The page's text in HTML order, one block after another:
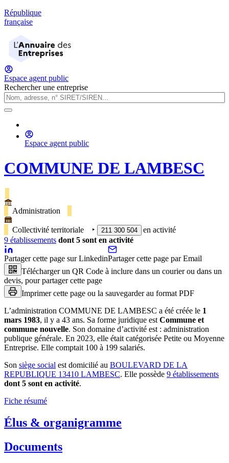
République
française
Espace agent public
Rechercher une entreprise
Espace agent public
COMMUNE DE LAMBESC
Administration
Collectivité territoriale ‣ 211 300 504
en activité
9 établissements dont 5 sont en activité
Partager cette page sur LinkedinPartager cette page par Email
Télécharger un QR Code à inclure dans un courier ou dans un
devis, pour partager cette page
Imprimer cette page ou la sauvegarder au format PDF
L’administration COMMUNE DE LAMBESC a été créée le 1
mars 1983, il y a 43 ans. Sa forme juridique est Commune et
commune nouvelle. Son domaine d’activité est : administration
publique générale. En 2023, elle était catégorisée Petite ou Moyenne
Entreprise. Elle comptait 100 à 199 salariés.
Son siège social est domicilié au BOULEVARD DE LA
REPUBLIQUE 13410 LAMBESC. Elle possède 9 établissements
dont 5 sont en activité.
Fiche résumé
Élus & organigramme
Documents